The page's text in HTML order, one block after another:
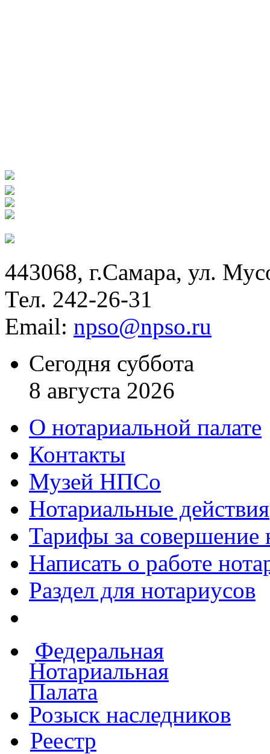
443068, г.Самара, ул.
Тел. 242-26-31
Email: npso@npso.ru
Сегодня суббота
8 августа 2026
О нотариальной палате
Контакты
Музей НПСо
Нотариальные действия
Тарифы за совершение
Написать о работе
Раздел для нотариусов
Федеральная
Нотариальная
Палата
Розыск наследников
Реестр